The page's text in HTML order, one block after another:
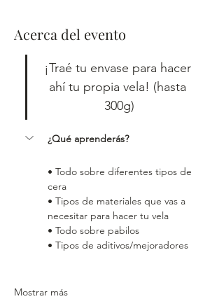
Acerca del evento
¡Traé tu envase para hacer
ahí tu propia vela! (hasta
300g)
¿Qué aprenderás?
• Todo sobre diferentes tipos de
cera
• Tipos de materiales que vas a
necesitar para hacer tu vela
• Todo sobre pabilos
• Tipos de aditivos/mejoradores
Mostrar más